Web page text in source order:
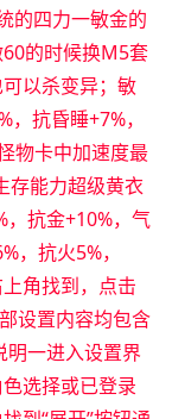
的四力一敏金的
的时候换M5套
以杀变异；敏
抗昏睡+7%，
物卡中加速度最
存能力超级黄衣
，抗金+10%，气
，抗火5%，
角找到，点击
设置内容均包含
明一进入设置界
选择或已登录